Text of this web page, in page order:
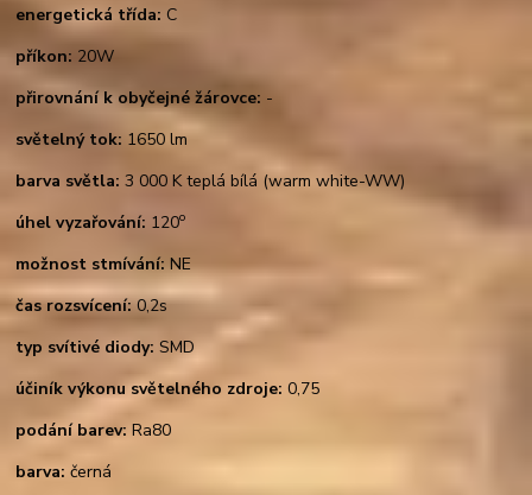
energetická třída: C
příkon: 20W
přirovnání k obyčejné žárovce: -
světelný tok: 1650 lm
barva světla: 3 000 K teplá bílá (warm white-WW)
úhel vyzařování: 120o
možnost stmívání: NE
čas rozsvícení:0,2s
typ svítivé diody: SMD
účiník výkonu světelného zdroje: 0,75
podání barev: Ra80
barva:černá